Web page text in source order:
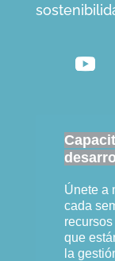
Únete a
cada
que
la